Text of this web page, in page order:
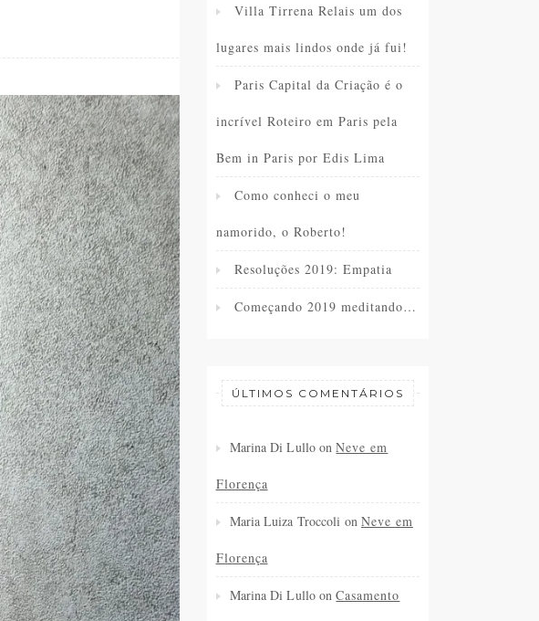
Villa Tirrena Relais um dos
lugares mais lindos onde já fui!
Paris Capital da Criação é o
incrível Roteiro em Paris pela
Bem in Paris por Edis Lima
Como conheci o meu
namorido, o Roberto!
Resoluções 2019: Empatia
Começando 2019 meditando…
ÚLTIMOS COMENTÁRIOS
Marina Di Lullo onNeve em
Florença
Maria Luiza Troccoli on Neve em
Florença
Marina Di Lullo onCasamento